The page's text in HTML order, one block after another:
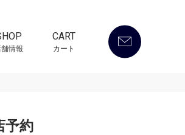
舗情報
CART
カート
予約